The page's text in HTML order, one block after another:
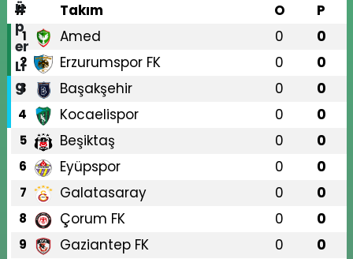
#
Takım O P
1 Amed 0 0
2 Erzurumspor FK 0 0
3 Başakşehir 0 0
4 Kocaelispor 0 0
5 Beşiktaş 0 0
6 Eyüpspor 0 0
7 Galatasaray 0 0
8 Çorum FK 0 0
9 Gaziantep FK 0 0